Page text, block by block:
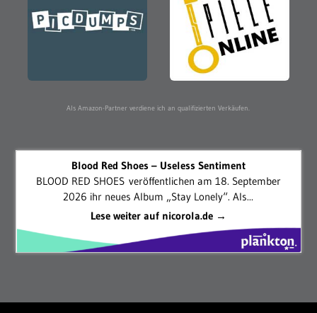
Als Amazon-Partner verdiene ich an qualifizierten Verkäufen.
Blood Red Shoes – Useless Sentiment
BLOOD RED SHOES veröffentlichen am 18. September
2026 ihr neues Album „Stay Lonely“. Als...
Lese weiter auf nicorola.de →